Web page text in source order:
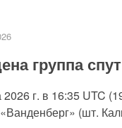
группа
2026 г. в 16:35 UTC
(шт.